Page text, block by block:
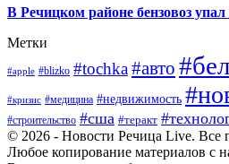
В Речицком районе бензовоз
Метки
#apple #blizko #tochka#авто
#кризис #медицина #недвижимость
#строительство #сша #теракт
© 2026 - Новости Речица Live. Все
Любое копирование материалов с